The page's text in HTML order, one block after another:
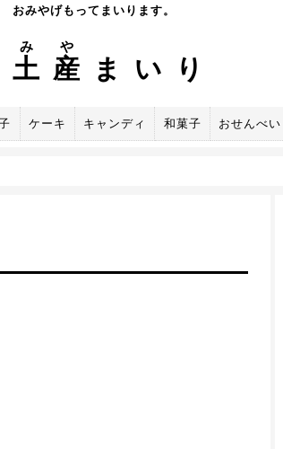
おみやげもってまいります。
土
み
産
や
まいり
ケーキ キャンディ 和菓子 おせんべい